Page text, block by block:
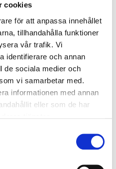
cookies
för att anpassa innehållet
tillhandahålla funktioner
vår trafik. Vi
identifierare och annan
de sociala medier och
vi samarbetar med.
informationen med annan
eller som de har
to favorites
Keydent Micro Blades